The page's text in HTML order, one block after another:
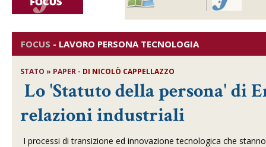
FOCUS - LAVORO PERSONA TECNOLOGIA
STATO » PAPER - DI NICOLÒ CAPPELLAZZO
Lo 'Statuto della persona' di
relazioni industriali
I processi di transizione ed innovazione tecnologica che